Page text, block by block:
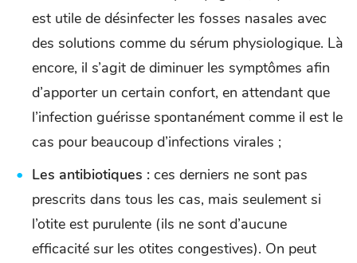
est utile de désinfecter les fosses nasales avec
des solutions comme du sérum physiologique. Là
encore, il s’agit de diminuer les symptômes afin
d’apporter un certain confort, en attendant que
l’infection guérisse spontanément comme il est le
cas pour beaucoup d’infections virales ;
Les antibiotiques : ces derniers ne sont pas
prescrits dans tous les cas, mais seulement si
l’otite est purulente (ils ne sont d’aucune
efficacité sur les otites congestives). On peut